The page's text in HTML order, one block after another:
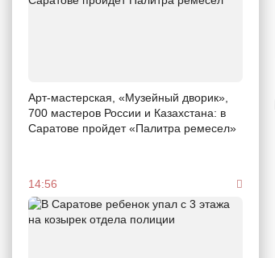
Арт-мастерская, «Музейный дворик»,
700 мастеров России и Казахстана: в
Саратове пройдет «Палитра ремесел»
14:56